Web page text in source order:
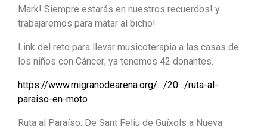
Mark! Siempre estarás en nuestros recuerdos! y
trabajaremos para matar al bicho!
Link del reto para llevar musicoterapia a las casas de
los niños con Cáncer; ya tenemos 42 donantes.
https://www.migranodearena.org/…/20…/ruta-al-
paraiso-en-moto
Ruta al Paraíso: De Sant Feliu de Guíxols a Nueva